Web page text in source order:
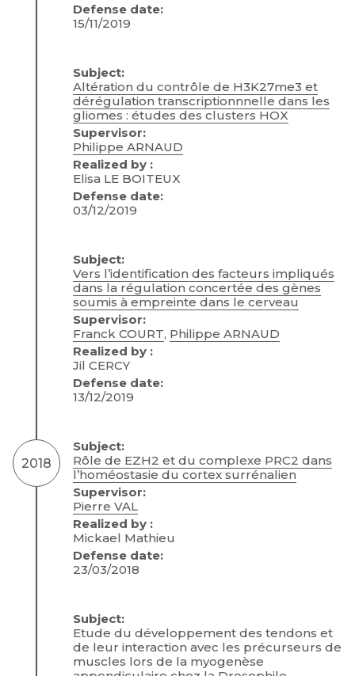
Defense date:
15/11/2019
Subject:
Altération du contrôle de H3K27me3 et
dérégulation transcriptionnnelle dans les
gliomes : études des clusters HOX
Supervisor:
Philippe ARNAUD
Realized by :
Elisa LE BOITEUX
Defense date:
03/12/2019
Subject:
Vers l’identification des facteurs impliqués
dans la régulation concertée des gènes
soumis à empreinte dans le cerveau
Supervisor:
Franck COURT, Philippe ARNAUD
Realized by :
Jil CERCY
Defense date:
13/12/2019
2018
Subject:
Rôle de EZH2 et du complexe PRC2 dans
l’homéostasie du cortex surrénalien
Supervisor:
Pierre VAL
Realized by :
Mickael Mathieu
Defense date:
23/03/2018
Subject:
Etude du développement des tendons et
de leur interaction avec les précurseurs de
muscles lors de la myogenèse